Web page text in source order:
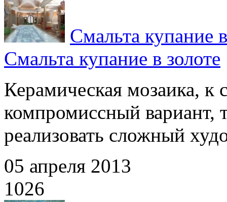
Смальта купание
Смальта купание в золоте
Керамическая мозаика,
компромиссный вариант,
реализовать сложный
05 апреля 2013
1026